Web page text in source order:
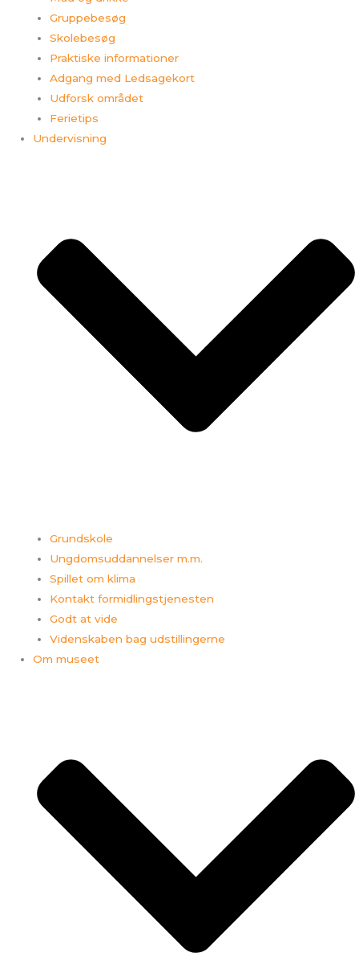
Gruppebesøg
Skolebesøg
Praktiske informationer
Adgang med Ledsagekort
Udforsk området
Ferietips​
Undervisning
Grundskole
Ungdomsuddannelser m.m.
Spillet om klima
Kontakt formidlingstjenesten
Godt at vide
Videnskaben bag udstillingerne
Om museet